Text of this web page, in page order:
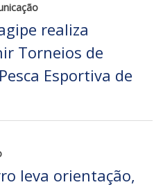
realiza
Torneios de
Esportiva de
leva orientação,